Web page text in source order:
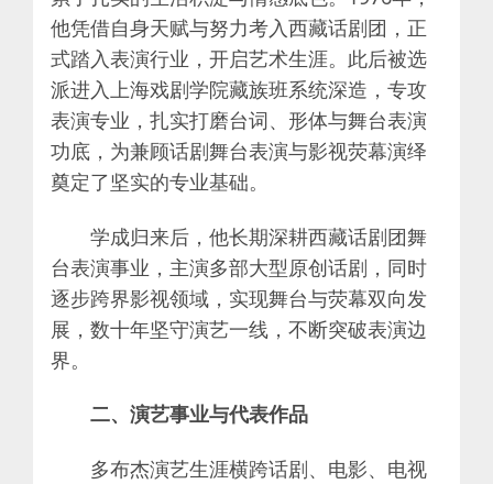
他凭借自身天赋与努力考入西藏话剧团，正
式踏入表演行业，开启艺术生涯。此后被选
派进入上海戏剧学院藏族班系统深造，专攻
表演专业，扎实打磨台词、形体与舞台表演
功底，为兼顾话剧舞台表演与影视荧幕演绎
奠定了坚实的专业基础。
学成归来后，他长期深耕西藏话剧团舞
台表演事业，主演多部大型原创话剧，同时
逐步跨界影视领域，实现舞台与荧幕双向发
展，数十年坚守演艺一线，不断突破表演边
界。
二、演艺事业与代表作品
多布杰演艺生涯横跨话剧、电影、电视